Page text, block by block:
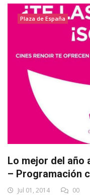
Plaza de España
Lo mejor del año
– Programación
Jul 01, 2014 00